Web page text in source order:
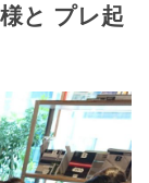
と プレ起